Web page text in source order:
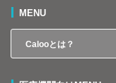
MENU
Calooとは？